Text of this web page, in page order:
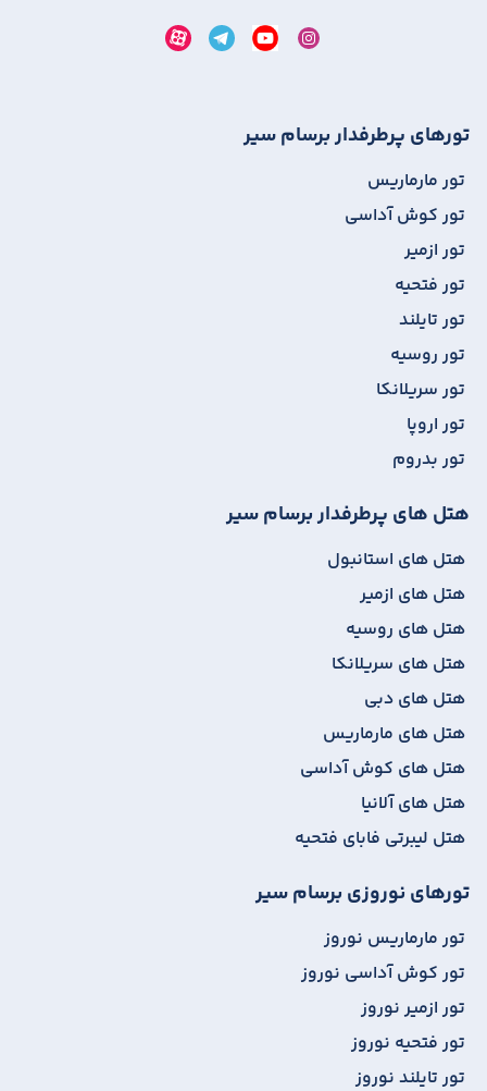
تورهای پرطرفدار برسام سیر
تور مارماریس
تور کوش آداسی
تور ازمیر
تور فتحیه
تور تایلند
تور روسیه
تور سریلانکا
تور اروپا
تور بدروم
هتل های پرطرفدار برسام سیر
هتل های استانبول
هتل های ازمیر
هتل های روسیه
هتل های سریلانکا
هتل های دبی
هتل های مارماریس
هتل های کوش آداسی
هتل های آلانیا
هتل لیبرتی فابای فتحیه
تورهای نوروزی برسام سیر
تور مارماریس نوروز
تور کوش آداسی نوروز
تور ازمیر نوروز
تور فتحیه نوروز
تور تایلند نوروز